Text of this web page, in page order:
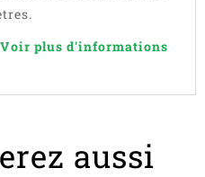
Voir plus d'informations
aussi